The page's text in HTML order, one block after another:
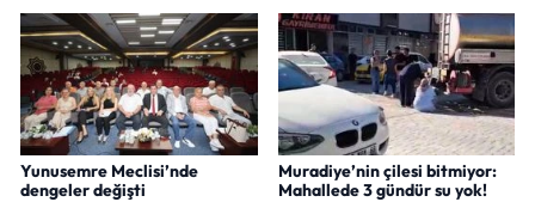
Yunusemre Meclisi’nde
dengeler değişti
Muradiye’nin çilesi bitmiyor:
Mahallede 3 gündür su yok!